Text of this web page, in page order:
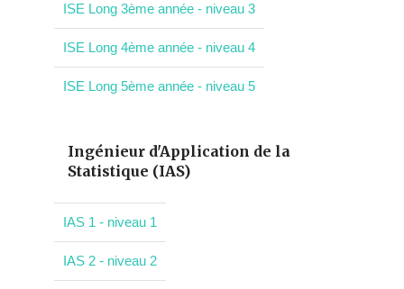
ISE Long 3ème année - niveau 3
ISE Long 4ème année - niveau 4
ISE Long 5ème année - niveau 5
Ingénieur d'Application de la
Statistique (IAS)
IAS 1 - niveau 1
IAS 2 - niveau 2